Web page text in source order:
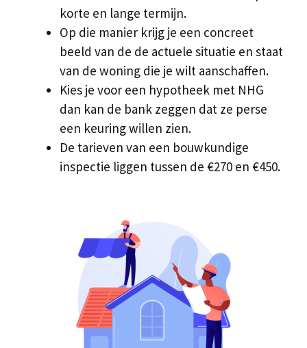
korte en lange termijn.
Op die manier krijg je een concreet
beeld van de de actuele situatie en staat
van de woning die je wilt aanschaffen.
Kies je voor een hypotheek met NHG
dan kan de bank zeggen dat ze perse
een keuring willen zien.
De tarieven van een bouwkundige
inspectie liggen tussen de €270 en €450.